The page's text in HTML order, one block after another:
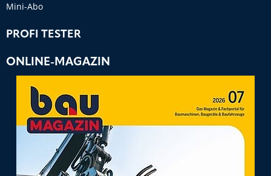
Mini-Abo
PROFI TESTER
ONLINE-MAGAZIN